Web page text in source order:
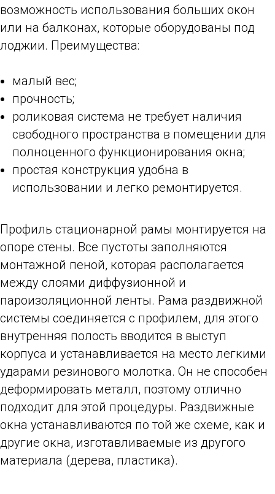
возможность использования больших окон
или на балконах, которые оборудованы под
лоджии. Преимущества:
малый вес;
прочность;
роликовая система не требует наличия
свободного пространства в помещении для
полноценного функционирования окна;
простая конструкция удобна в
использовании и легко ремонтируется.
Профиль стационарной рамы монтируется на
опоре стены. Все пустоты заполняются
монтажной пеной, которая располагается
между слоями диффузионной и
пароизоляционной ленты. Рама раздвижной
системы соединяется с профилем, для этого
внутренняя полость вводится в выступ
корпуса и устанавливается на место легкими
ударами резинового молотка. Он не способен
деформировать металл, поэтому отлично
подходит для этой процедуры. Раздвижные
окна устанавливаются по той же схеме, как и
другие окна, изготавливаемые из другого
материала (дерева, пластика).